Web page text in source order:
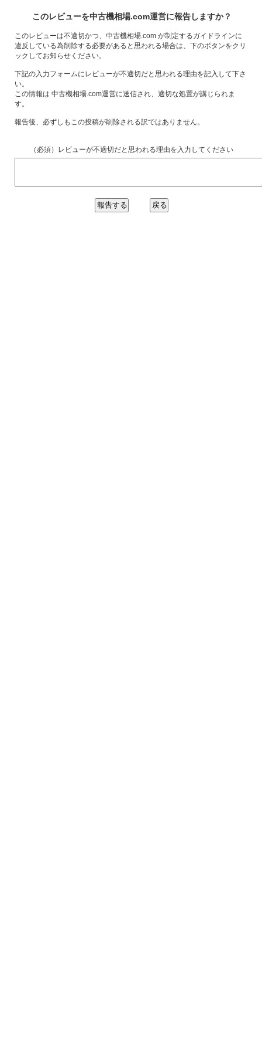
このレビューを中古機相場.com運営に報告しますか？
このレビューは不適切かつ、中古機相場.com が制定するガイドラインに
違反している為削除する必要があると思われる場合は、下のボタンをクリ
ックしてお知らせください。
下記の入力フォームにレビューが不適切だと思われる理由を記入して下さ
い。
この情報は 中古機相場.com運営に送信され、適切な処置が講じられま
す。
報告後、必ずしもこの投稿が削除される訳ではありません。
（必須）レビューが不適切だと思われる理由を入力してください